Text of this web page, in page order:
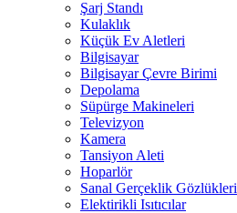
Şarj Standı
Kulaklık
Küçük Ev Aletleri
Bilgisayar
Bilgisayar Çevre Birimi
Depolama
Süpürge Makineleri
Televizyon
Kamera
Tansiyon Aleti
Hoparlör
Sanal Gerçeklik Gözlükleri
Elektirikli Isıtıcılar